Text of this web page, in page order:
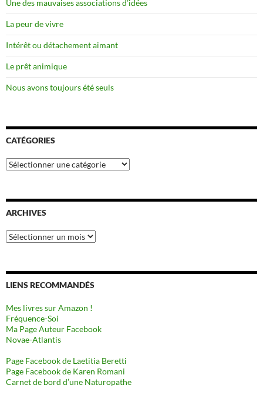
Une des mauvaises associations d’idées
La peur de vivre
Intérêt ou détachement aimant
Le prêt animique
Nous avons toujours été seuls
CATÉGORIES
Catégories
ARCHIVES
Archives
LIENS RECOMMANDÉS
Mes livres sur Amazon !
Fréquence-Soi
Ma Page Auteur Facebook
Novae-Atlantis
Page Facebook de Laetitia Beretti
Page Facebook de Karen Romani
Carnet de bord d’une Naturopathe